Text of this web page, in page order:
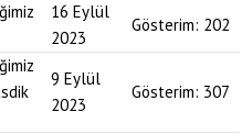
16 Eylül
2023
Gösterim: 202
9 Eylül
2023
Gösterim: 307